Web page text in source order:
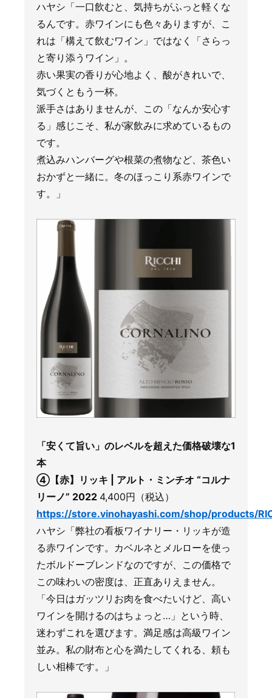
ハヤシ「一口飲むと、気持ちがふっと軽くな
るんです。赤ワインにも色々ありますが、こ
れは「構えて飲むワイン」ではなく「さらっ
と寄り添うワイン」。
赤い果実の香りが心地よく、酸がきれいで、
気づくともう一杯。
派手さはありませんが、この「なんか安心す
る」感じこそ、私が家飲みに求めているもの
です。
煮込みハンバーグや根菜の煮物など、茶色い
おかずと一緒に。冬のほっこり系赤ワインで
す。」
「安くて旨い」のレベルを超えた価格破壊な1
本
④【赤】リッキ | アルト・ミンチオ “コルナ
リーノ” 2022 4,400円（税込）
https://store.vinohayashi.com/shop/products/
ハヤシ「弊社の看板ワイナリー・リッキが造
る赤ワインです。カベルネとメルローを使っ
たボルドーブレンドなのですが、この価格で
この味わいの密度は、正直ありえません。
「今日はガッツリお肉を食べたいけど、高い
ワインを開けるのはちょっと…」という時、
迷わずこれを選びます。満足感は高級ワイン
並み。私の財布と心を満たしてくれる、頼も
しい相棒です。」